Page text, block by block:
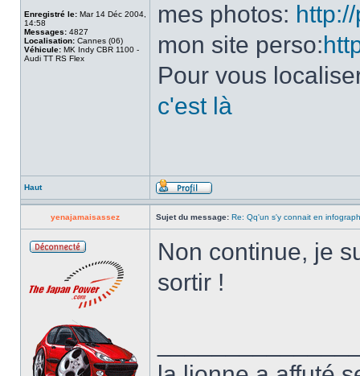
Enregistré le: Mar 14 Déc 2004,
14:58
Messages: 4827
Localisation: Cannes (06)
Véhicule: MK Indy CBR 1100 -
Audi TT RS Flex
mes photos:
mon site perso:
Pour vous
c'est là
Haut
yenajamaisassez Sujet du message: Re: Qq'un s'y connait en
Non continue, je
sortir !